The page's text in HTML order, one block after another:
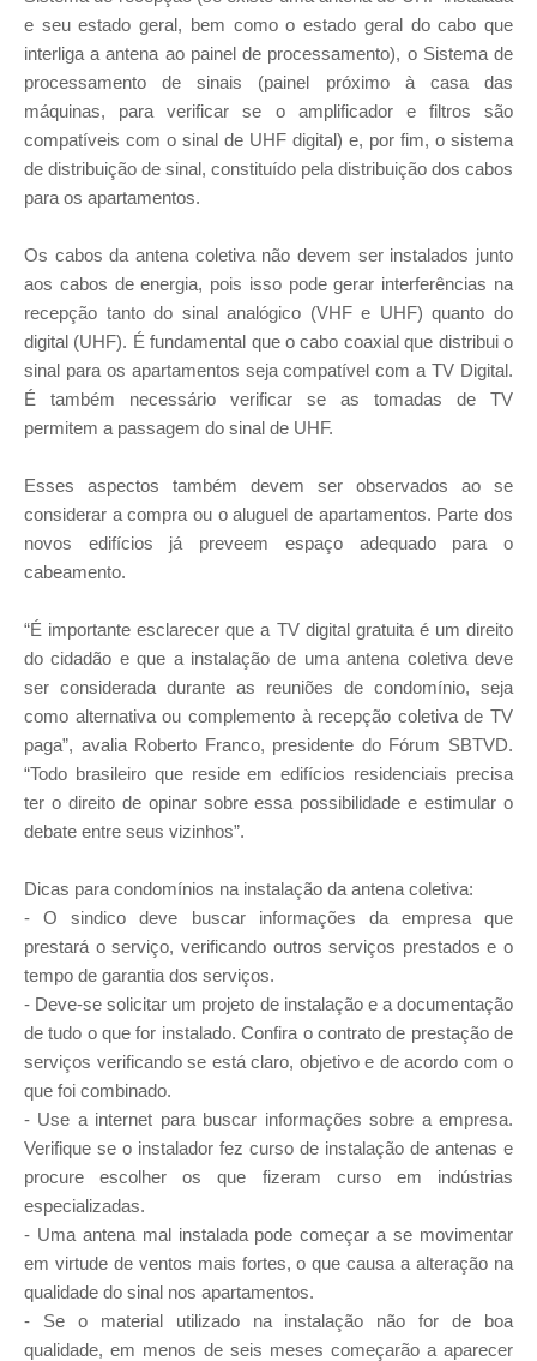
e seu estado geral, bem como o estado geral do cabo que
interliga a antena ao painel de processamento), o Sistema de
processamento de sinais (painel próximo à casa das
máquinas, para verificar se o amplificador e filtros são
compatíveis com o sinal de UHF digital) e, por fim, o sistema
de distribuição de sinal, constituído pela distribuição dos cabos
para os apartamentos.
Os cabos da antena coletiva não devem ser instalados junto
aos cabos de energia, pois isso pode gerar interferências na
recepção tanto do sinal analógico (VHF e UHF) quanto do
digital (UHF). É fundamental que o cabo coaxial que distribui o
sinal para os apartamentos seja compatível com a TV Digital.
É também necessário verificar se as tomadas de TV
permitem a passagem do sinal de UHF.
Esses aspectos também devem ser observados ao se
considerar a compra ou o aluguel de apartamentos. Parte dos
novos edifícios já preveem espaço adequado para o
cabeamento.
“É importante esclarecer que a TV digital gratuita é um direito
do cidadão e que a instalação de uma antena coletiva deve
ser considerada durante as reuniões de condomínio, seja
como alternativa ou complemento à recepção coletiva de TV
paga”, avalia Roberto Franco, presidente do Fórum SBTVD.
“Todo brasileiro que reside em edifícios residenciais precisa
ter o direito de opinar sobre essa possibilidade e estimular o
debate entre seus vizinhos”.
Dicas para condomínios na instalação da antena coletiva:
- O sindico deve buscar informações da empresa que
prestará o serviço, verificando outros serviços prestados e o
tempo de garantia dos serviços.
- Deve-se solicitar um projeto de instalação e a documentação
de tudo o que for instalado. Confira o contrato de prestação de
serviços verificando se está claro, objetivo e de acordo com o
que foi combinado.
- Use a internet para buscar informações sobre a empresa.
Verifique se o instalador fez curso de instalação de antenas e
procure escolher os que fizeram curso em indústrias
especializadas.
- Uma antena mal instalada pode começar a se movimentar
em virtude de ventos mais fortes, o que causa a alteração na
qualidade do sinal nos apartamentos.
- Se o material utilizado na instalação não for de boa
qualidade, em menos de seis meses começarão a aparecer